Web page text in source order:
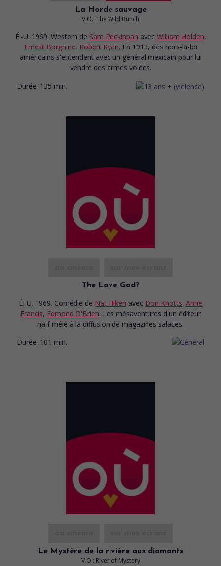
La Horde sauvage
V.O.: The Wild Bunch
É.-U. 1969. Western de Sam Peckinpah avec William Holden,
Ernest Borgnine, Robert Ryan. En 1913, des hors-la-loi
américains s'entendent avec un général mexicain pour lui
vendre des armes volées.
Durée: 135 min.
The Love God?
É.-U. 1969. Comédie de Nat Hiken avec Don Knotts, Anne
Francis, Edmond O'Brien. Les mésaventures d'un éditeur
naïf mêlé à la diffusion de magazines salaces.
Durée: 101 min.
Le Mystère de la rivière aux diamants
V.O.: River of Mystery